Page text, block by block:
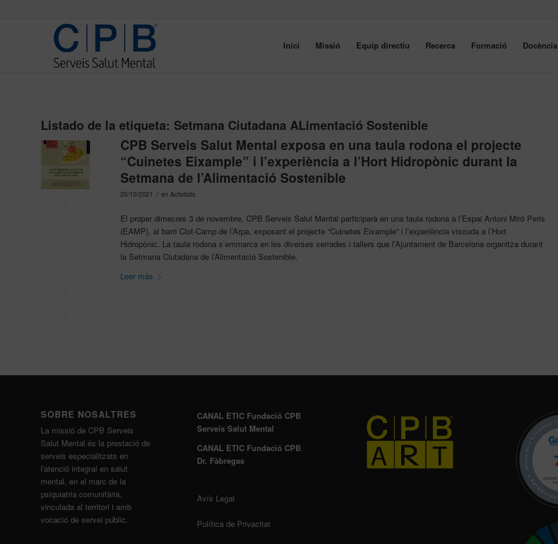
Inici Missió Equip directiu Recerca Formació Docència
Listado de la etiqueta: Setmana Ciutadana ALimentació Sostenible
CPB Serveis Salut Mental exposa en una taula rodona el projecte
“Cuinetes Eixample” i l’experiència a l’Hort Hidropònic durant la
Setmana de l’Alimentació Sostenible
20/10/2021 / en Activitats
El proper dimecres 3 de novembre, CPB Serveis Salut Mental participarà en una taula rodona a l’Espai Antoni Miró Peris
(EAMP), al barri Clot-Camp de l’Arpa, exposant el projecte “Cuinetes Eixample” i l’experiència viscuda a l’Hort
Hidropònic. La taula rodona s’emmarca en les diverses xerrades i tallers que l’Ajuntament de Barcelona organitza durant
la Setmana Ciutadana de l’Alimentació Sostenible.
Leer más
SOBRE NOSALTRES
La missió de CPB Serveis
Salut Mental és la prestació de
serveis especialitzats en
l'atenció integral en salut
mental, en el marc de la
psiquiatria comunitària,
vinculada al territori i amb
vocació de servei públic.
CANAL ÈTIC Fundació CPB
Serveis Salut Mental
CANAL ÈTIC Fundació CPB
Dr. Fàbregas
Avís Legal
Política de Privacitat